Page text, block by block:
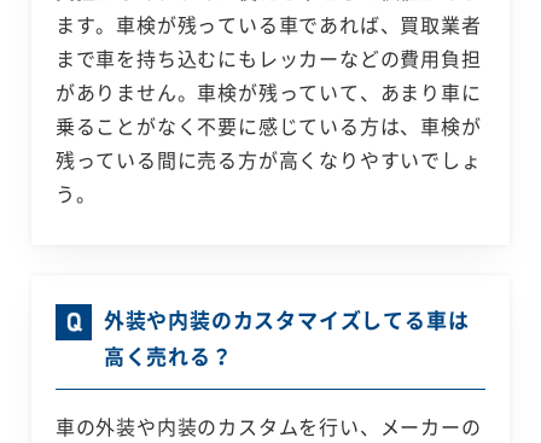
ます。車検が残っている車であれば、買取業者
まで車を持ち込むにもレッカーなどの費用負担
がありません。車検が残っていて、あまり車に
乗ることがなく不要に感じている方は、車検が
残っている間に売る方が高くなりやすいでしょ
う。
外装や内装のカスタマイズしてる車は
高く売れる？
車の外装や内装のカスタムを行い、メーカーの